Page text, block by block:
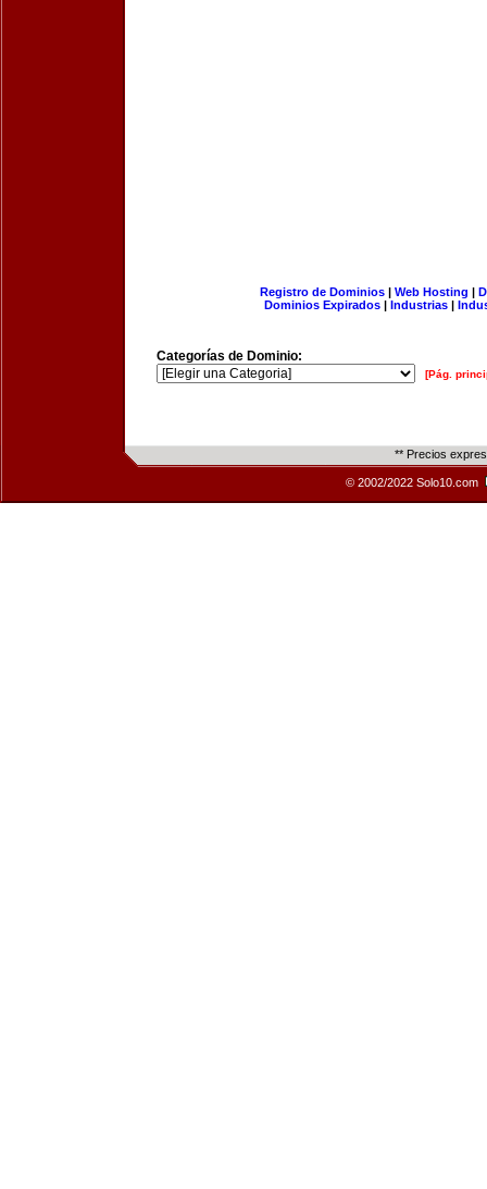
Registro de Dominios| Web Hosting |
Dominios Expirados | Industrias |
Categorías de Dominio:
[Pág.
** Precios
© 2002/2022 Solo10.com